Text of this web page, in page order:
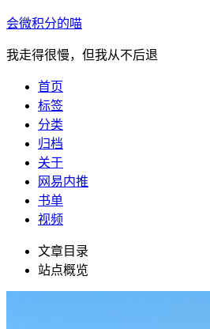
会微积分的喵
我走得很慢，但我从不后退
首页
标签
分类
归档
关于
网易内推
书单
视频
文章目录
站点概览